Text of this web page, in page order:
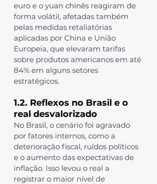
euro e o yuan chinês reagiram de
forma volátil, afetadas também
pelas medidas retaliatórias
aplicadas por China e União
Europeia, que elevaram tarifas
sobre produtos americanos em até
84% em alguns setores
estratégicos.
1.2. Reflexos no Brasil e o
real desvalorizado
No Brasil, o cenário foi agravado
por fatores internos, como a
deterioração fiscal, ruídos políticos
e o aumento das expectativas de
inflação. Isso levou o real a
registrar o maior nível de